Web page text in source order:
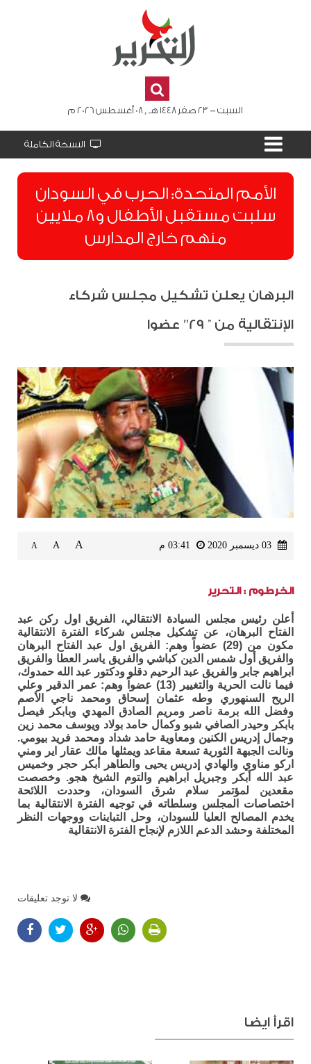
السبت - 23 صفر 1448 هـ , 08 أغسطس 2026 م
النسخة الكاملة
الأمم المتحدة: الحرب في السودان
سلبت مستقبل الأطفال و8 ملايين
منهم خارج المدارس
البرهان يعلن تشكيل مجلس شركاء
الإنتقالية من ” 29″ عضوا
A
A
A
الخرطوم : التحرير
أعلن رئيس مجلس السيادة الانتقالي، الفريق اول ركن عبد
الفتاح البرهان، عن تشكيل مجلس شركاء الفترة الانتقالية
مكون من (29) عضواً وهم: الفريق اول عبد الفتاح البرهان
والفريق أول شمس الدين كباشي والفريق ياسر العطا والفريق
ابراهيم جابر والفريق عبد الرحيم دقلو ودكتور عبد الله حمدوك،
فيما نالت الحرية والتغيير (13) عضواً وهم: عمر الدقير وعلي
الريح السنهوري وطه عثمان إسحاق ومحمد ناجي الأصم
وفضل الله برمة ناصر ومريم الصادق المهدي وبابكر فيصل
بابكر وحيدر الصافي شبو وكمال حامد بولاد ويوسف محمد زين
وجمال إدريس الكنين ومعاوية حامد شداد ومحمد فريد بيومي.
ونالت الجبهة الثورية تسعة مقاعد ويمثلها مالك عقار اير ومني
اركو مناوي والهادي إدريس يحيى والطاهر أبكر حجر وخميس
عبد الله أبكر وجبريل ابراهيم والتوم الشيخ هجو. وخصصت
مقعدين لمؤتمر سلام شرق السودان، وحددت اللائحة
اختصاصات المجلس وسلطاته في توجيه الفترة الانتقالية بما
يخدم المصالح العليا للسودان، وحل التباينات ووجهات النظر
المختلفة وحشد الدعم اللازم لإنجاح الفترة الانتقالية
لا توجد تعليقات
اقرأ ايضا